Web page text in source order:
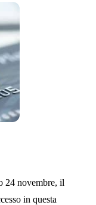
24 novembre, il
in questa